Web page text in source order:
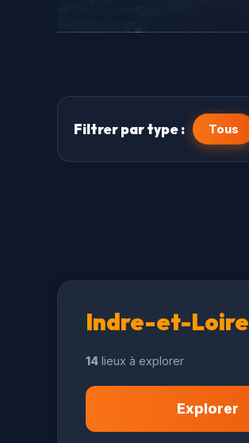
Filtrer par type : Tous
Indre-et-Loire
14 lieux à explorer
Explorer